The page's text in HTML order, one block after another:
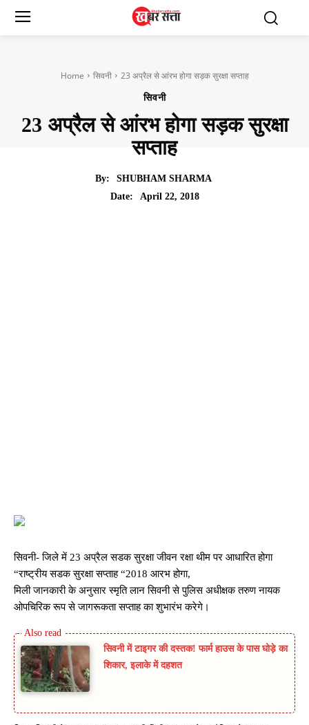
Home सिवनी 23 अप्रैल से आंरभ होगा सड़क सुरक्षा सप्ताह
सिवनी
23 अप्रैल से आंरभ होगा सड़क सुरक्षा
सप्ताह
By:
SHUBHAM SHARMA
Date:
April 22, 2018
सिवनी- जिले में 23 अप्रैल सडक सुरक्षा जीवन रक्षा थीम पर आधारित होगा
“राष्ट्रीय सडक सुरक्षा सप्ताह “2018 आरभ होगा,
मिली जानकारी के अनुसार स्मृति लान सिवनी से पुलिस अधीक्षक तरुण नायक
ओपचिरिक रूप से जागरूकता सप्ताह का शुभारंभ करेगे।
सिवनी में टाइगर की दस्तक! फार्म हाउस के पास घोड़े का
शिकार, इलाके में दहशत